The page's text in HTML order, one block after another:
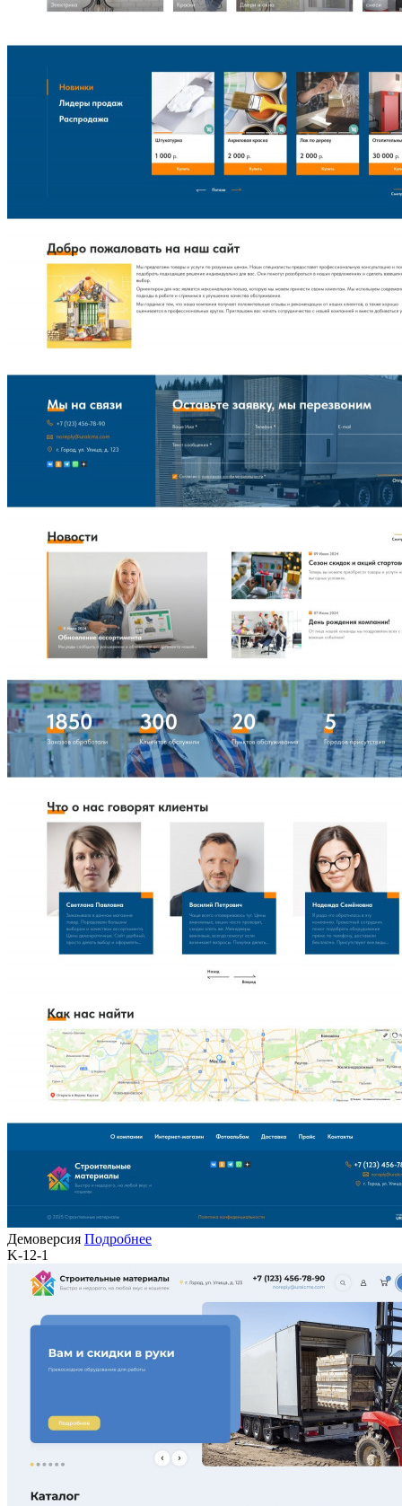
Демоверсия Подробнее
K-12-1